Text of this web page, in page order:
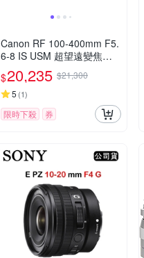
Canon RF 100-400mm F5.
6-8 IS USM 超望遠變焦鏡
頭 公司貨
$20,235 $21,300
5 (1)
限時下殺 券